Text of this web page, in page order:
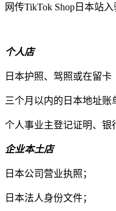
网传TikTok Shop日本站入
个人店
日本护照、驾照或在留卡
三个月以内的日本地址账
个人事业主登记证明、银
企业本土店
日本公司营业执照；
日本法人身份文件；